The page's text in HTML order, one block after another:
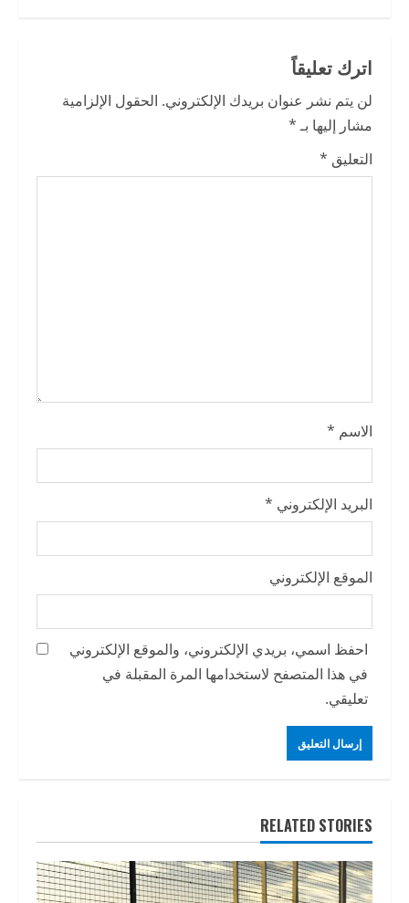
u
e
R
e
اترك تعليقاً
لن يتم نشر عنوان بريدك الإلكتروني. الحقول الإلزامية
مشار إليها بـ*
التعليق *
الاسم *
البريد الإلكتروني *
الموقع الإلكتروني
احفظ اسمي، بريدي الإلكتروني، والموقع الإلكتروني
في هذا المتصفح لاستخدامها المرة المقبلة في
تعليقي.
RELATED STORIES